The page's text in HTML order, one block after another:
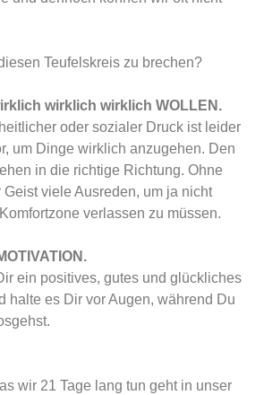
Teufelskreis zu brechen?
wirklich wirklich WOLLEN.
oder sozialer Druck ist leider
um Dinge wirklich anzugehen. Den
in die richtige Richtung. Ohne
Geist viele Ausreden, um ja nicht
verlassen zu müssen.
ein positives, gutes und glückliches
halte es Dir vor Augen, während Du
wir 21 Tage lang tun geht in unser